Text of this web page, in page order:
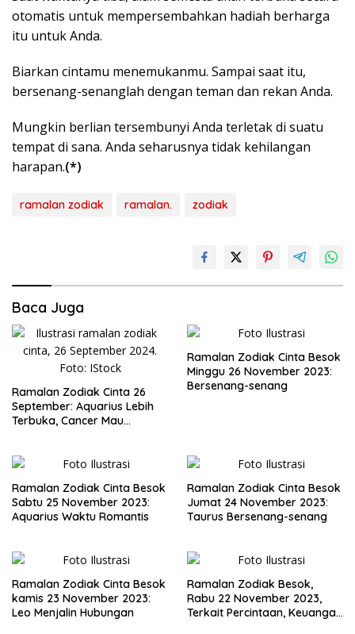
otomatis untuk mempersembahkan hadiah berharga
itu untuk Anda.
Biarkan cintamu menemukanmu. Sampai saat itu,
bersenang-senanglah dengan teman dan rekan Anda.
Mungkin berlian tersembunyi Anda terletak di suatu
tempat di sana. Anda seharusnya tidak kehilangan
harapan.(*)
ramalan zodiak ramalan. zodiak
Baca Juga
Ramalan Zodiak Cinta 26
September: Aquarius Lebih
Terbuka, Cancer Mau
Ramalan Zodiak Cinta Besok
Minggu 26 November 2023:
Bersenang-senang
Ramalan Zodiak Cinta Besok
Sabtu 25 November 2023:
Aquarius Waktu Romantis
Ramalan Zodiak Cinta Besok
Jumat 24 November 2023:
Taurus Bersenang-senang
Ramalan Zodiak Cinta Besok
kamis 23 November 2023:
Leo Menjalin Hubungan
Ramalan Zodiak Besok,
Rabu 22 November 2023,
Terkait Percintaan, Keuangan